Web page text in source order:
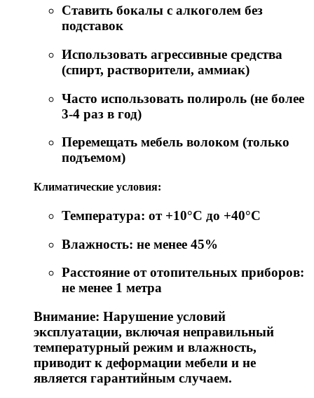
Ставить бокалы с алкоголем без
подставок
Использовать агрессивные средства
(спирт, растворители, аммиак)
Часто использовать полироль (не более
3-4 раз в год)
Перемещать мебель волоком (только
подъемом)
Климатические условия:
Температура: от +10°C до +40°C
Влажность: не менее 45%
Расстояние от отопительных приборов:
не менее 1 метра
Внимание: Нарушение условий
эксплуатации, включая неправильный
температурный режим и влажность,
приводит к деформации мебели и не
является гарантийным случаем.